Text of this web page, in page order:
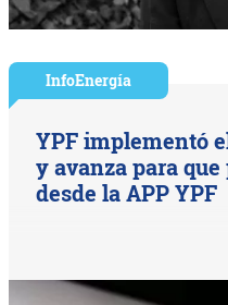
InfoEnergía
YPF implementó
y avanza para
desde la APP YPF